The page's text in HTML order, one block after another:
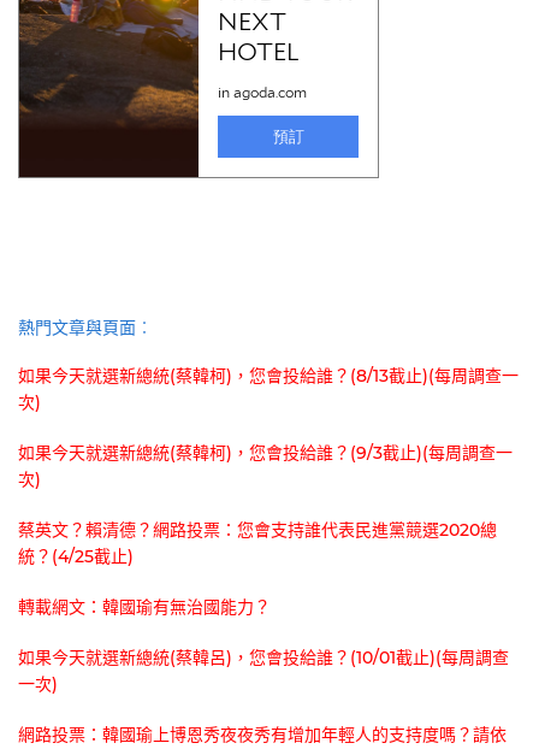
熱門文章與頁面︰
如果今天就選新總統(蔡韓柯)，您會投給誰？(8/13截止)(每周調查一
次)
如果今天就選新總統(蔡韓柯)，您會投給誰？(9/3截止)(每周調查一
次)
蔡英文？賴清德？網路投票：您會支持誰代表民進黨競選2020總
統？(4/25截止)
轉載網文：韓國瑜有無治國能力？
如果今天就選新總統(蔡韓呂)，您會投給誰？(10/01截止)(每周調查
一次)
網路投票：韓國瑜上博恩秀夜夜秀有增加年輕人的支持度嗎？請依